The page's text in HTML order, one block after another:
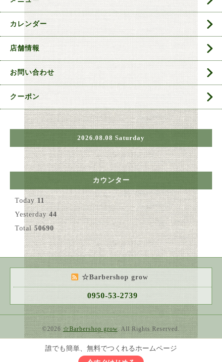
カレンダー
店舗情報
お問い合わせ
クーポン
2026.08.08 Saturday
カウンター
Today11
Yesterday44
Total50690
☆Barbershop grow
0950-53-2739
©2026 ☆Barbershop grow. All Rights Reserved.
誰でも簡単、無料でつくれるホームページ